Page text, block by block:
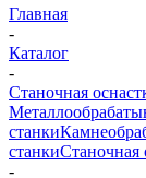
Главная
-
Каталог
-
Станочная
станки
станкиСтаночная
-